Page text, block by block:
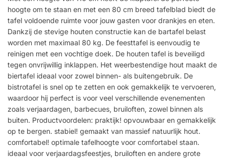
hoogte om te staan en met een 80 cm breed tafelblad biedt de
tafel voldoende ruimte voor jouw gasten voor drankjes en eten.
Dankzij de stevige houten constructie kan de bartafel belast
worden met maximaal 80 kg. De feesttafel is eenvoudig te
reinigen met een vochtige doek. De houten tafel is beveiligd
tegen onvrijwillig inklappen. Het weerbestendige hout maakt de
biertafel ideaal voor zowel binnen- als buitengebruik. De
bistrotafel is snel op te zetten en ook gemakkelijk te vervoeren,
waardoor hij perfect is voor veel verschillende evenementen
zoals verjaardagen, barbecues, bruiloften, zowel binnen als
buiten. Productvoordelen: praktijk! opvouwbaar en gemakkelijk
op te bergen. stabiel! gemaakt van massief natuurlijk hout.
comfortabel! optimale tafelhoogte voor comfortabel staan.
ideaal voor verjaardagsfeestjes, bruiloften en andere grote